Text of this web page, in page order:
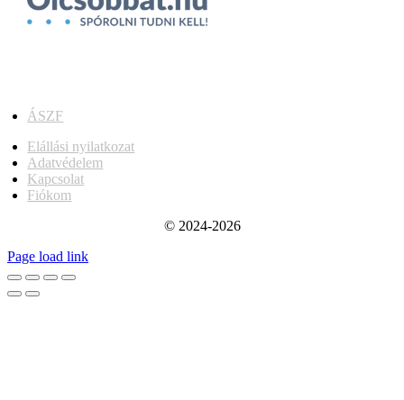
ÁSZF
Elállási nyilatkozat
Adatvédelem
Kapcsolat
Fiókom
© 2024-2026
Page load link